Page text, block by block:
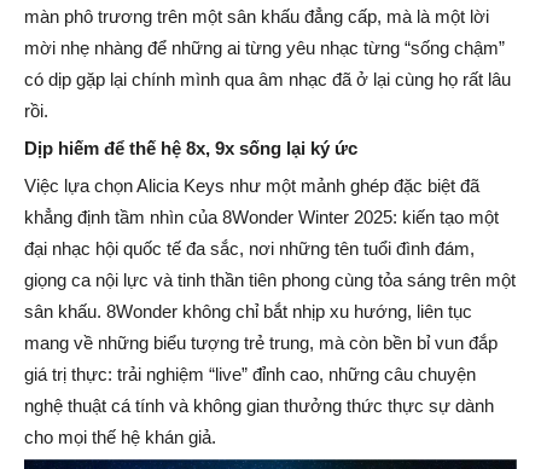
màn phô trương trên một sân khấu đẳng cấp, mà là một lời
mời nhẹ nhàng để những ai từng yêu nhạc từng “sống chậm”
có dịp gặp lại chính mình qua âm nhạc đã ở lại cùng họ rất lâu
rồi.
Dịp hiếm để thế hệ 8x, 9x sống lại ký ức
Việc lựa chọn Alicia Keys như một mảnh ghép đặc biệt đã
khẳng định tầm nhìn của 8Wonder Winter 2025: kiến tạo một
đại nhạc hội quốc tế đa sắc, nơi những tên tuổi đình đám,
giọng ca nội lực và tinh thần tiên phong cùng tỏa sáng trên một
sân khấu. 8Wonder không chỉ bắt nhịp xu hướng, liên tục
mang về những biểu tượng trẻ trung, mà còn bền bỉ vun đắp
giá trị thực: trải nghiệm “live” đỉnh cao, những câu chuyện
nghệ thuật cá tính và không gian thưởng thức thực sự dành
cho mọi thế hệ khán giả.